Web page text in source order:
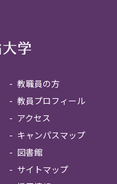
教職員の方
教員プロフィール
アクセス
キャンパスマップ
図書館
サイトマップ